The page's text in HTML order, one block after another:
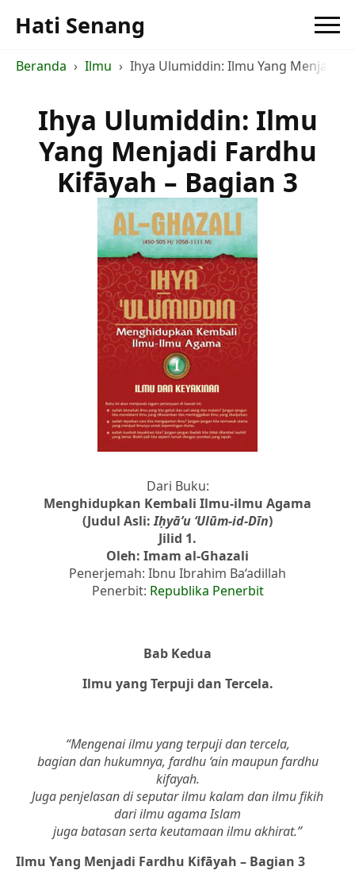
Hati Senang
Beranda Ilmu Ihya Ulumiddin: Ilmu Yang Menjadi
Ihya Ulumiddin: Ilmu
Yang Menjadi Fardhu
Kifāyah – Bagian 3
Dari Buku:
Menghidupkan Kembali Ilmu-ilmu Agama
(Judul Asli:Iḥyā’u ‘Ulūm-id-Dīn)
Jilid 1.
Oleh: Imam al-Ghazali
Penerjemah: Ibnu Ibrahim Ba‘adillah
Penerbit: Republika Penerbit
Bab Kedua
Ilmu yang Terpuji dan Tercela.
“Mengenai ilmu yang terpuji dan tercela,
bagian dan hukumnya, fardhu ‘ain maupun fardhu
kifayah.
Juga penjelasan di seputar ilmu kalam dan ilmu fikih
dari ilmu agama Islam
juga batasan serta keutamaan ilmu akhirat.”
Ilmu Yang Menjadi Fardhu Kifāyah – Bagian 3